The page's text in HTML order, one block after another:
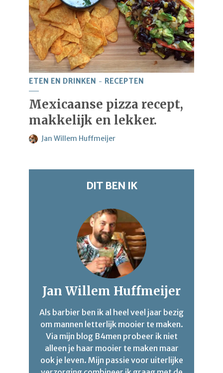
ETEN EN DRINKEN RECEPTEN
Mexicaanse pizza recept,
makkelijk en lekker.
Jan Willem Huffmeijer
DIT BEN IK
Jan Willem Huffmeijer
Als barbier ben ik al heel veel jaar bezig
om mannen letterlijk mooier te maken.
Via mijn blog B4men probeer ik niet
alleen je haar mooier te maken maar
ook je leven. Mijn passie voor uiterlijke